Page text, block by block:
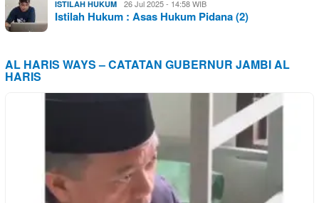
ISTILAH HUKUM 26 Jul 2025 - 14:58 WIB
Istilah Hukum : Asas Hukum Pidana (2)
AL HARIS WAYS – CATATAN GUBERNUR JAMBI AL
HARIS